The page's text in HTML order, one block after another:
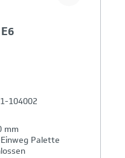
104002
mm
Palette